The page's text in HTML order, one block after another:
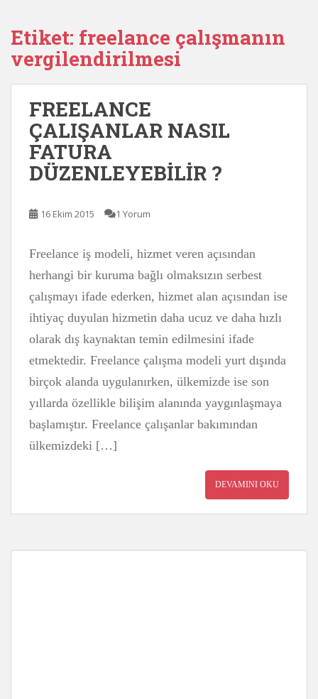
Etiket: freelance çalışmanın
vergilendirilmesi
FREELANCE
ÇALIŞANLAR NASIL
FATURA
DÜZENLEYEBİLİR ?
16 Ekim 2015 1 Yorum
Freelance iş modeli, hizmet veren açısından
herhangi bir kuruma bağlı olmaksızın serbest
çalışmayı ifade ederken, hizmet alan açısından ise
ihtiyaç duyulan hizmetin daha ucuz ve daha hızlı
olarak dış kaynaktan temin edilmesini ifade
etmektedir. Freelance çalışma modeli yurt dışında
birçok alanda uygulanırken, ülkemizde ise son
yıllarda özellikle bilişim alanında yaygınlaşmaya
başlamıştır. Freelance çalışanlar bakımından
ülkemizdeki […]
DEVAMINI OKU